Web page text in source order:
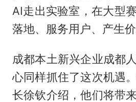
AI走出实验室，在大型
落地、服务用户、产生
成都本土新兴企业成都
心同样抓住了这次机遇
长徐钦介绍，他们将带